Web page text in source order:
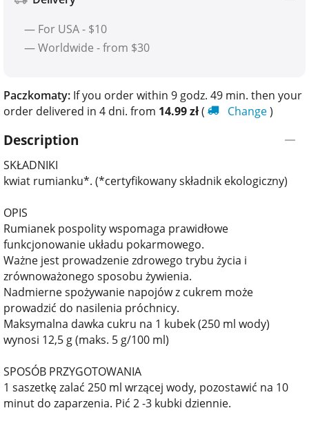
— For USA - $10
— Worldwide - from $30
Paczkomaty: If you order within 9 godz. 49 min. then your
order delivered in 4 dni. from 14.99zł( Change)
Description
SKŁADNIKI
kwiat rumianku*. (*certyfikowany składnik ekologiczny)
OPIS
Rumianek pospolity wspomaga prawidłowe
funkcjonowanie układu pokarmowego.
Ważne jest prowadzenie zdrowego trybu życia i
zrównoważonego sposobu żywienia.
Nadmierne spożywanie napojów z cukrem może
prowadzić do nasilenia próchnicy.
Maksymalna dawka cukru na 1 kubek (250 ml wody)
wynosi 12,5 g (maks. 5 g/100 ml)
SPOSÓB PRZYGOTOWANIA
1 saszetkę zalać 250 ml wrzącej wody, pozostawić na 10
minut do zaparzenia. Pić 2 -3 kubki dziennie.